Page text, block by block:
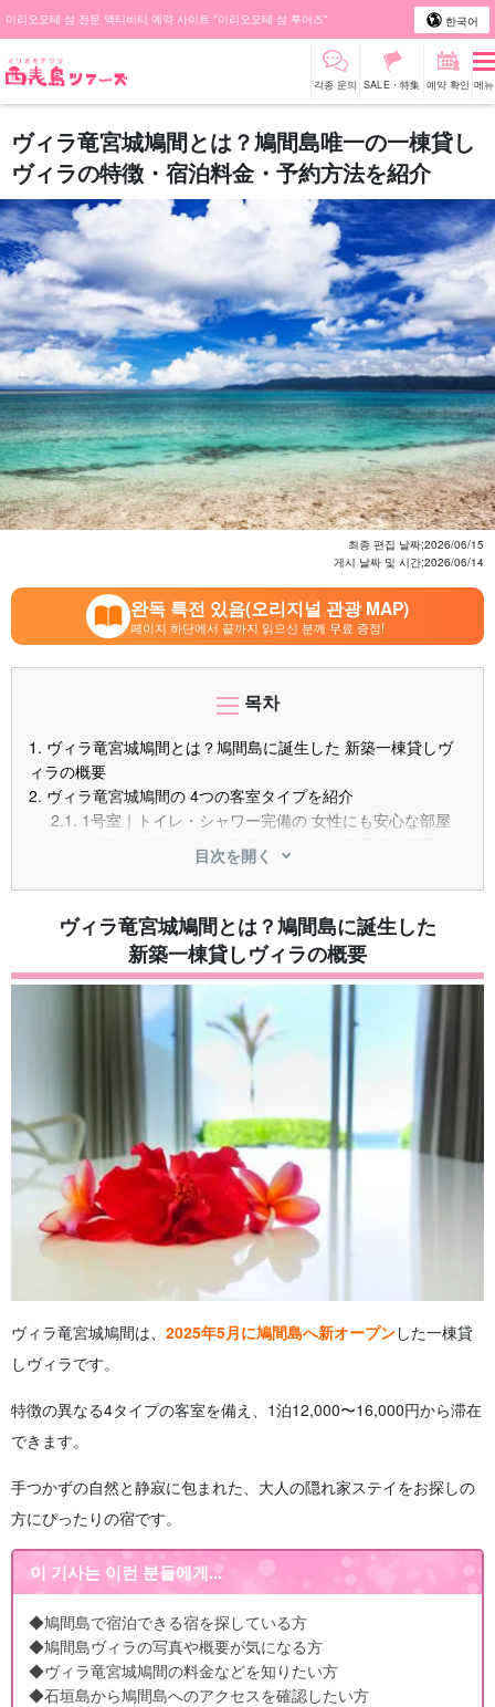
이리오모테 섬 전문 액티비티 예약 사이트 "이리오모테 섬 투어즈" 한국어
각종 문의 SALE・特集 예약 확인 메뉴
ヴィラ竜宮城鳩間とは？鳩間島唯一の一棟貸し
ヴィラの特徴・宿泊料金・予約方法を紹介
최종 편집 날짜;2026/06/15
게시 날짜 및 시간;2026/06/14
완독 특전 있음(오리지널 관광 MAP)
페이지 하단에서 끝까지 읽으신 분께 무료 증정!
목차
1. ヴィラ竜宮城鳩間とは？鳩間島に誕生した 新築一棟貸しヴ
ィラの概要
2. ヴィラ竜宮城鳩間の 4つの客室タイプを紹介
2.1. 1号室｜トイレ・シャワー完備の 女性にも安心な部屋
2号室｜二段ベッドで気軽に泊まれる 海風漂う部屋
3号室｜浴槽付きでゆったり くつろげる落ち着いた部屋
2.4.4号室｜オーシャンビュー＆ ロフト付きの特別室
ヴィラ竜宮城鳩間の料金・予約方法
3.1.
宿泊料金の目安
予約できるサイト一覧
3.3.チェックイン・チェックアウト時間
ヴィラ竜宮城鳩間への アクセス方法
石垣島からのフェリーでの行き方
鳩間港からヴィラまでの道のり
ヴィラ竜宮城鳩間に 泊まってできること
5.1.鳩間島のビーチでシュノーケリング
5.2.満天の星空観察
5.3.島内散策・のんびり島時間を楽しむ
6. ヴィラ竜宮城鳩間に関する よくある質問（FAQ）
요약
目次を開く
ヴィラ竜宮城鳩間とは？鳩間島に誕生した
新築一棟貸しヴィラの概要
ヴィラ竜宮城鳩間は、 2025年5月に鳩間島へ新オープンした一棟貸
しヴィラです。
特徴の異なる4タイプの客室を備え、1泊12,000〜16,000円から滞在
できます。
手つかずの自然と静寂に包まれた、大人の隠れ家ステイをお探しの
方にぴったりの宿です。
이 기사는 이런 분들에게...
◆鳩間島で宿泊できる宿を探している方
◆鳩間島ヴィラの写真や概要が気になる方
◆ヴィラ竜宮城鳩間の料金などを知りたい方
◆石垣島から鳩間島へのアクセスを確認したい方